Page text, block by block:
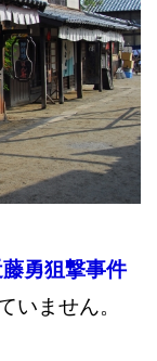
勇狙撃事件
いません。